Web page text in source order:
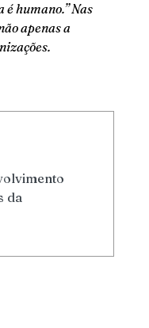
humano.” Nas
apenas a
da